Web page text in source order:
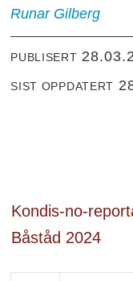
Runar Gilberg
PUBLISERT
SIST OPPDATERT
Kondis-no-
Båståd 2024